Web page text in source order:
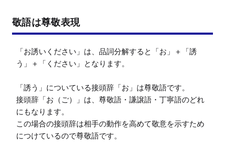
敬語は尊敬表現
「お誘いください」は、品詞分解すると「お」＋「誘
う」＋「ください」となります。
「誘う」についている接頭辞「お」は尊敬語です。
接頭辞「お（ご）」は、尊敬語・謙譲語・丁寧語のどれ
にもなります。
この場合の接頭辞は相手の動作を高めて敬意を示すため
につけているので尊敬語です。